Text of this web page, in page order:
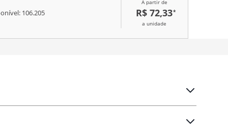
106.205
A partir de
R$ 72,33*
a unidade